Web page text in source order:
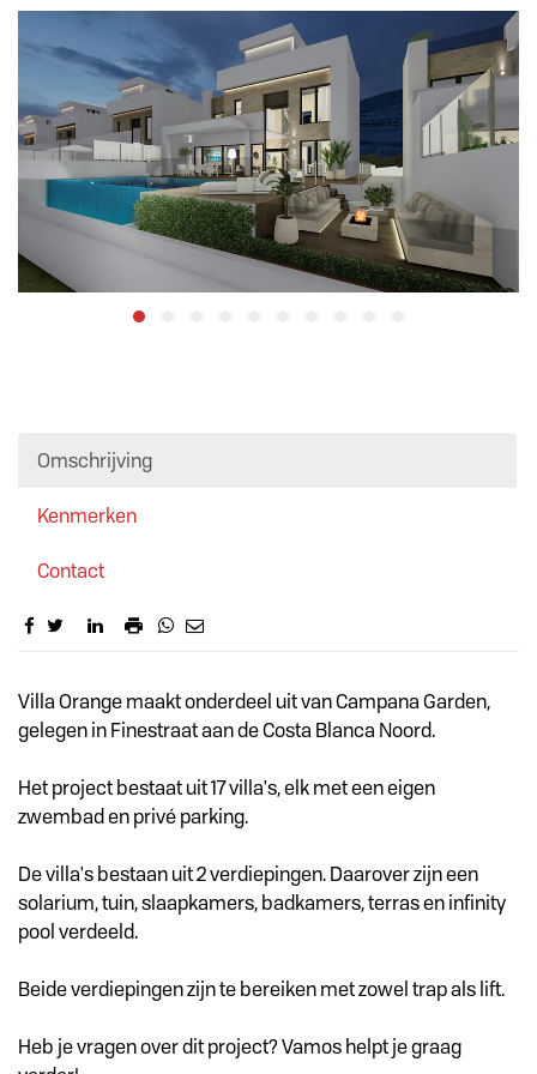
Omschrijving
Kenmerken
Contact
Omschrijving
Villa Orange maakt onderdeel uit van Campana Garden,
gelegen in Finestraat aan de Costa Blanca Noord.
Het project bestaat uit 17 villa's, elk met een eigen
zwembad en privé parking.
De villa's bestaan uit 2 verdiepingen. Daarover zijn een
solarium, tuin, slaapkamers, badkamers, terras en infinity
pool verdeeld.
Beide verdiepingen zijn te bereiken met zowel trap als lift.
Heb je vragen over dit project? Vamos helpt je graag